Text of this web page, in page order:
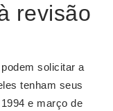
revisão
solicitar a
tenham seus
e março de